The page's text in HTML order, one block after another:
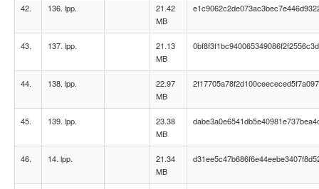
42. 136. lpp.
21.42
MB
43. 137. lpp.
21.13
MB
0bf8f3f1bc940065349086f2f2556c3d
44. 138. lpp.
22.97
MB
45. 139. lpp.
23.38
MB
46. 14. lpp.
21.34
MB